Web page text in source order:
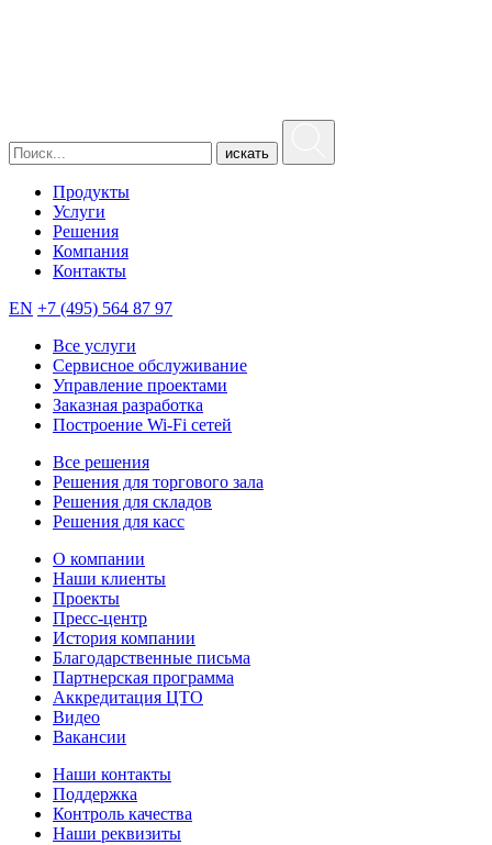
искать
Продукты
Услуги
Решения
Компания
Контакты
EN +7 (495) 564 87 97
Все услуги
Сервисное обслуживание
Управление проектами
Заказная разработка
Построение Wi-Fi сетей
Все решения
Решения для торгового зала
Решения для складов
Решения для касс
О компании
Наши клиенты
Проекты
Пресс-центр
История компании
Благодарственные письма
Партнерская программа
Аккредитация ЦТО
Видео
Вакансии
Наши контакты
Поддержка
Контроль качества
Наши реквизиты